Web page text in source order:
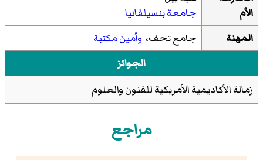
الأم
جامعة بنسيلفانيا
المهنة
جامع تحف، وأمين مكتبة
الجوائز
زمالة الأكاديمية الأمريكية للفنون والعلوم
مراجع